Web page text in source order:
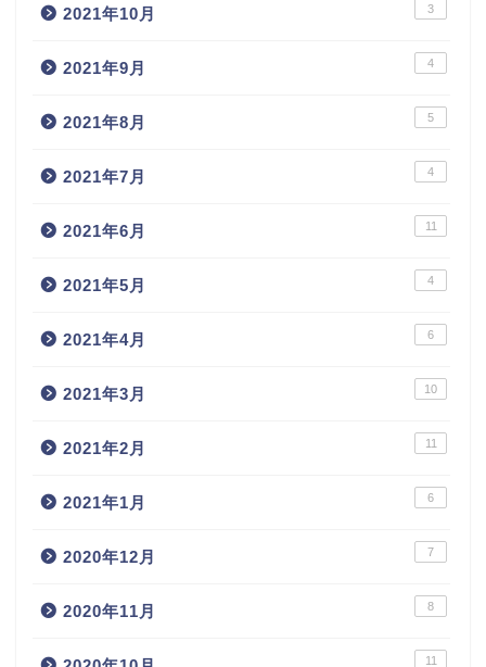
2021年10月 3
2021年9月 4
2021年8月 5
2021年7月 4
2021年6月 11
2021年5月 4
2021年4月 6
2021年3月 10
2021年2月 11
2021年1月 6
2020年12月 7
2020年11月 8
11